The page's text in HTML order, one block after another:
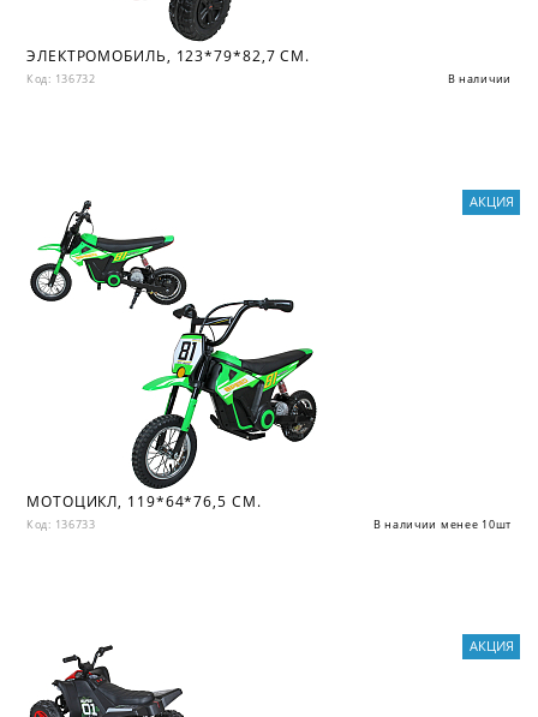
ЭЛЕКТРОМОБИЛЬ, 123*79*82,7 СМ.
Код: 136732 В наличии
МОТОЦИКЛ, 119*64*76,5 СМ.
Код: 136733 В наличии менее 10шт
АКЦИЯ
АКЦИЯ